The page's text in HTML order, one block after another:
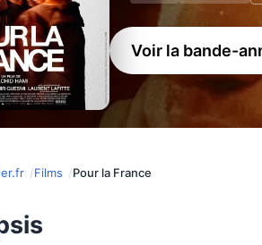
Voir la bande-
Films Pour la France